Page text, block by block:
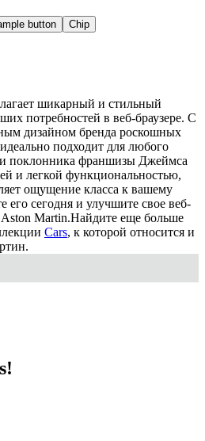
button Chip
шикарный и стильный
потребностей в веб-браузере. С
дизайном бренда роскошных
подходит для любого
поклонника франшизы Джеймса
и легкой функциональностью,
ощущение класса к вашему
его сегодня и улучшите свое веб-
Martin.Найдите еще больше
Cars, к которой относится и
.